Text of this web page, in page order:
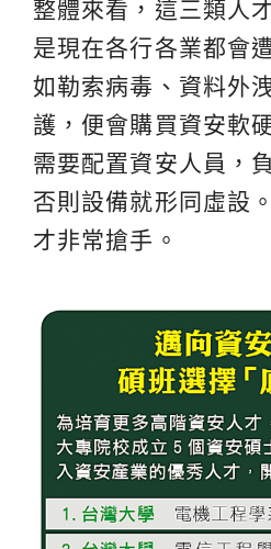
整體來看，這三類人
是現在各行各業都會
如勒索病毒、資料外
護，便會購買資安軟
需要配置資安人員，
否則設備就形同虛設
才非常搶手。